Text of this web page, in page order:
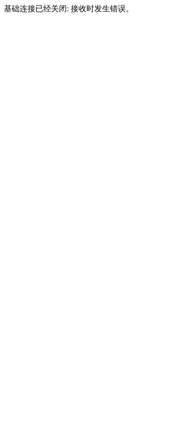
基础连接已经关闭: 接收时发生错误。